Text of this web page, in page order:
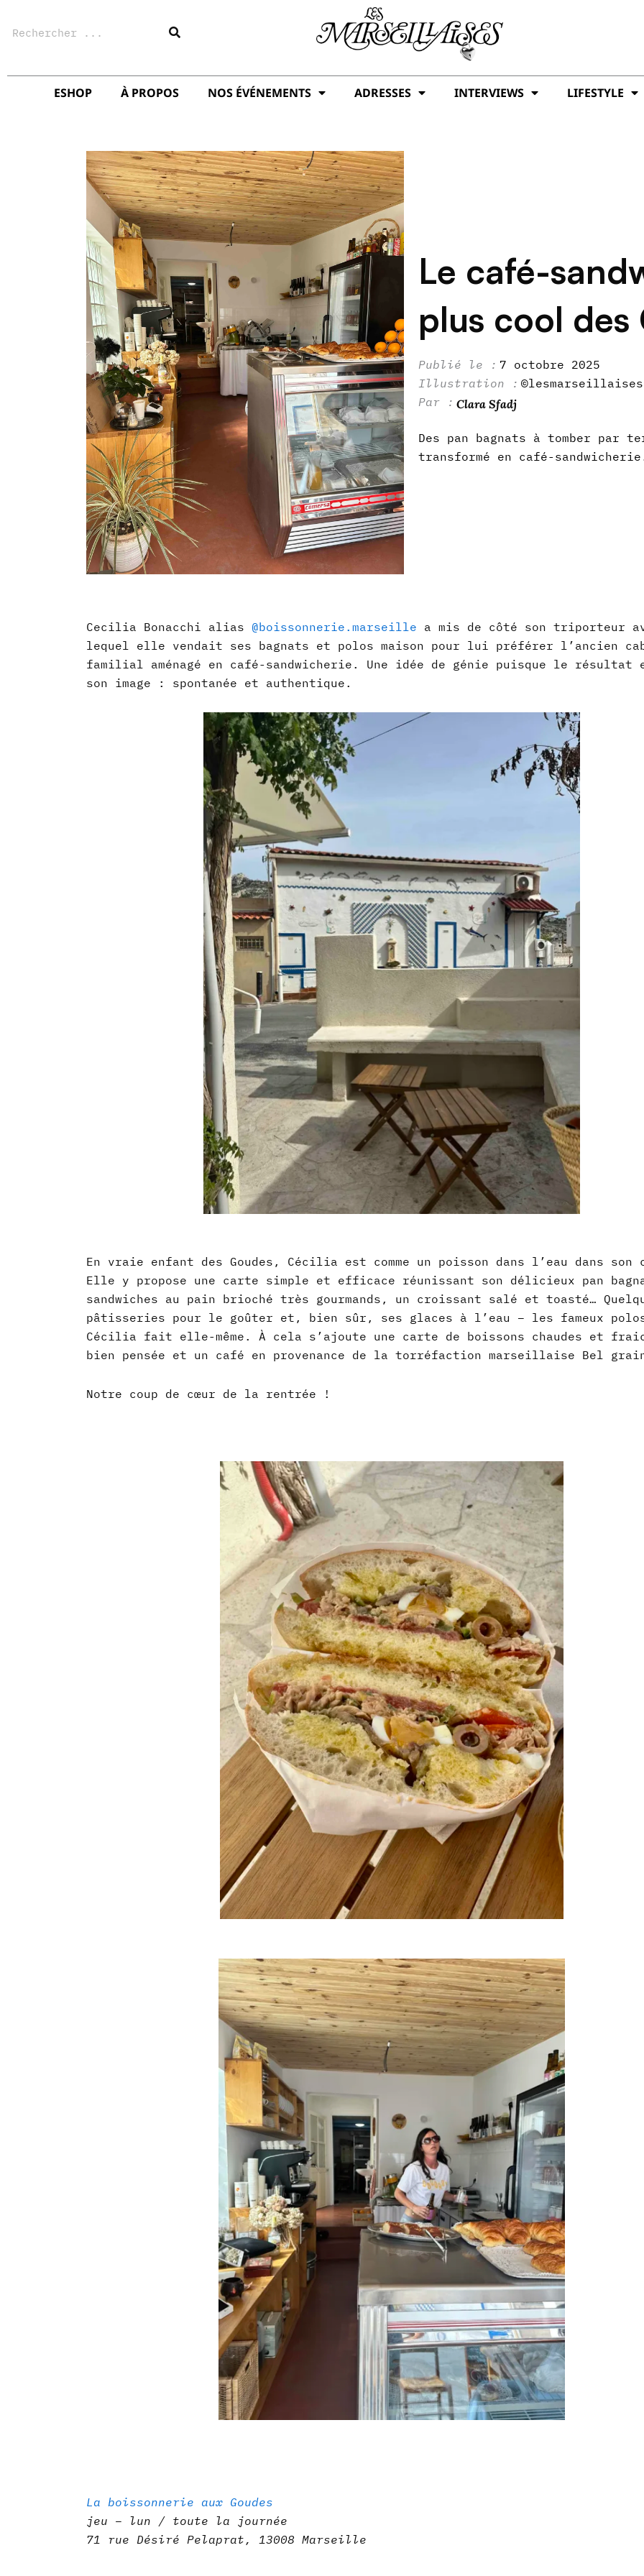
ESHOP À PROPOS NOS ÉVÉNEMENTS ADRESSES INTERVIEWS LIFESTYLE
Le café-
plus cool des
7 octobre 2025
©lesmarseillaises
Clara Sfadj
Des pan bagnats à tomber par
transformé en café-
Cecilia Bonacchi alias @boissonnerie.marseille a mis de côté son triporteur
lequel elle vendait ses bagnats et polos maison pour lui préférer l’ancien
familial aménagé en café-sandwicherie. Une idée de génie puisque le résultat
son image : spontanée et authentique.
En vraie enfant des Goudes, Cécilia est comme un poisson dans l’eau dans son
Elle y propose une carte simple et efficace réunissant son délicieux pan
sandwiches au pain brioché très gourmands, un croissant salé et toasté…
pâtisseries pour le goûter et, bien sûr, ses glaces à l’eau – les fameux
Cécilia fait elle-même. À cela s’ajoute une carte de boissons chaudes et
bien pensée et un café en provenance de la torréfaction marseillaise Bel
Notre coup de cœur de la rentrée !
La boissonnerie aux Goudes
jeu – lun / toute la journée
71 rue Désiré Pelaprat, 13008 Marseille